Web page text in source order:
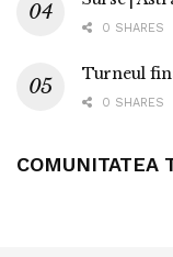
0 SHARES
Turneul
0 SHARES
COMUNITATEA